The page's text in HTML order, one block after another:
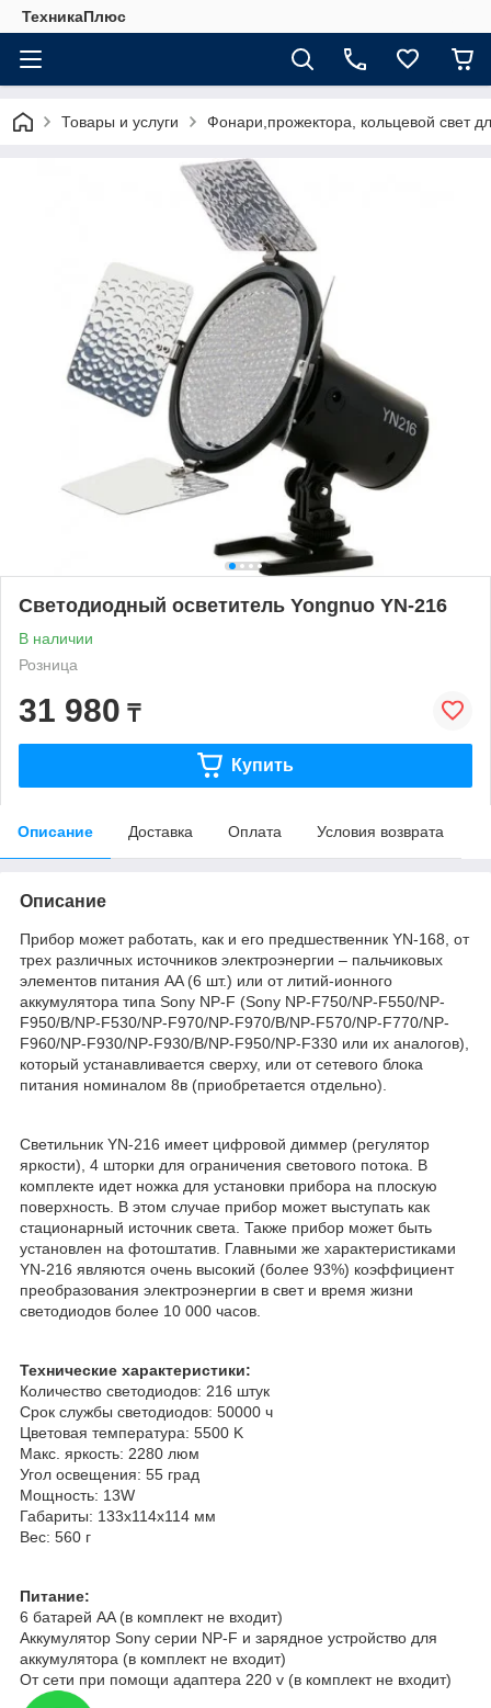
ТехникаПлюс
Товары и услуги Фонари,прожектора, кольцевой свет
Светодиодный осветитель Yongnuo YN-216
В наличии
Розница
31 980 ₸
Купить
Описание Доставка Оплата Условия возврата
Описание
Прибор может работать, как и его предшественник YN-168, от
трех различных источников электроэнергии – пальчиковых
элементов питания AA (6 шт.) или от литий-ионного
аккумулятора типа Sony NP-F (Sony NP-F750/NP-F550/NP-
F950/B/NP-F530/NP-F970/NP-F970/B/NP-F570/NP-F770/NP-
F960/NP-F930/NP-F930/B/NP-F950/NP-F330 или их аналогов),
который устанавливается сверху, или от сетевого блока
питания номиналом 8в (приобретается отдельно).
Светильник YN-216 имеет цифровой диммер (регулятор
яркости), 4 шторки для ограничения светового потока. В
комплекте идет ножка для установки прибора на плоскую
поверхность. В этом случае прибор может выступать как
стационарный источник света. Также прибор может быть
установлен на фотоштатив. Главными же характеристиками
YN-216 являются очень высокий (более 93%) коэффициент
преобразования электроэнергии в свет и время жизни
светодиодов более 10 000 часов.
Технические характеристики:
Количество светодиодов: 216 штук
Срок службы светодиодов: 50000 ч
Цветовая температура: 5500 K
Макс. яркость: 2280 люм
Угол освещения: 55 град
Мощность: 13W
Габариты: 133x114x114 мм
Вес: 560 г
Питание:
6 батарей AA (в комплект не входит)
Аккумулятор Sony серии NP-F и зарядное устройство для
аккумулятора (в комплект не входит)
От сети при помощи адаптера 220 v (в комплект не входит)